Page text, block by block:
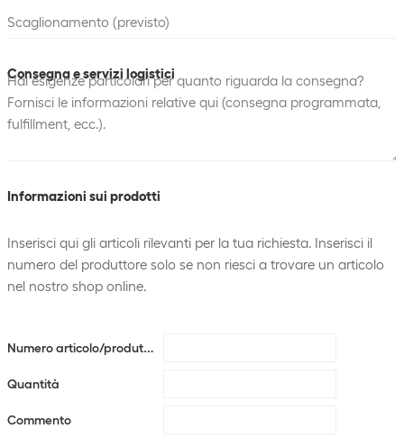
Scaglionamento (previsto)
Consegna e servizi logistici
Hai esigenze particolari per quanto riguarda la consegna?
Fornisci le informazioni relative qui (consegna programmata,
fulfillment, ecc.).
Informazioni sui prodotti
Inserisci qui gli articoli rilevanti per la tua richiesta. Inserisci il
numero del produttore solo se non riesci a trovare un articolo
nel nostro shop online.